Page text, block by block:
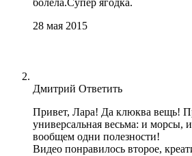
болела.Супер ягодка.
28 мая 2015
Дмитрий Ответить
Привет, Лара! Да клюква вещь!
универсальная весьма: и морсы,
вообщем одни полезности!
Видео понравилось второе,